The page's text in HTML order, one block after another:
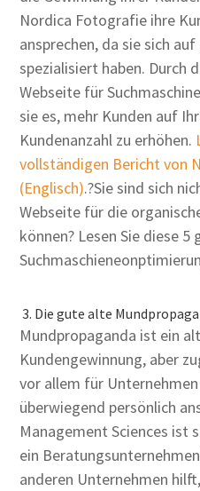
Nordica Fotografie ihre
ansprechen, da sie sich
spezialisiert haben. Durch
Webseite für
sie es, mehr Kunden auf
Kundenanzahl zu erhöhen.
vollständigen Bericht von
(Englisch).?Sie sind sich
Webseite für die
können? Lesen Sie diese
3. Die gute alte
Mundpropaganda ist ein
Kundengewinnung, aber
vor allem für
überwiegend persönlich
Management Sciences ist
ein
anderen Unternehmen